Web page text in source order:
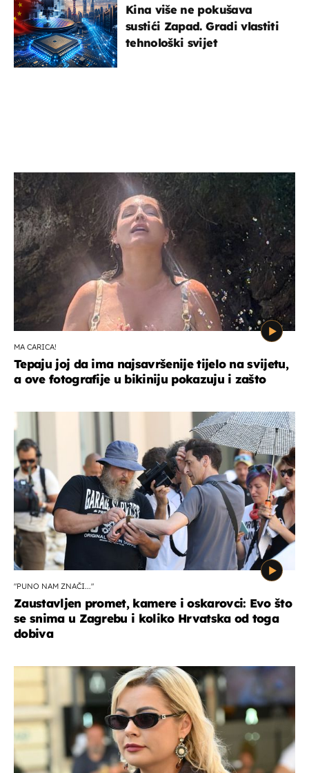
Kina više ne pokušava
sustići Zapad. Gradi vlastiti
tehnološki svijet
MA CARICA!
Tepaju joj da ima najsavršenije tijelo na svijetu,
a ove fotografije u bikiniju pokazuju i zašto
"PUNO NAM ZNAČI..."
Zaustavljen promet, kamere i oskarovci: Evo što
se snima u Zagrebu i koliko Hrvatska od toga
dobiva